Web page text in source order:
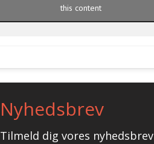
this content
Nyhedsbrev
Tilmeld dig vores nyhedsbrev